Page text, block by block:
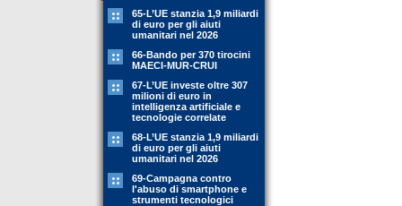
65-L’UE stanzia 1,9 miliardi
di euro per gli aiuti
umanitari nel 2026
66-Bando per 370 tirocini
MAECI-MUR-CRUI
67-L’UE investe oltre 307
milioni di euro in
intelligenza artificiale e
tecnologie correlate
68-L’UE stanzia 1,9 miliardi
di euro per gli aiuti
umanitari nel 2026
69-Campagna contro
l'abuso di smartphone e
strumenti tecnologici